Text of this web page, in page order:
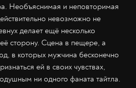
Необъяснимая и неповторимая
невозможно не
делает ещё несколько
сторону. Сцена в пещере, а
в которых мужчина бесконечно
ей в своих чувствах,
ни одного фаната тайтла.